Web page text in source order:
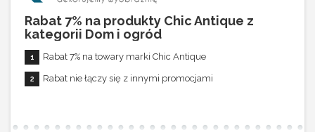
Rabat 7% na produkty Chic Antique z
kategorii Dom i ogród
Rabat 7% na towary marki Chic Antique
Rabat nie łączy się z innymi promocjami